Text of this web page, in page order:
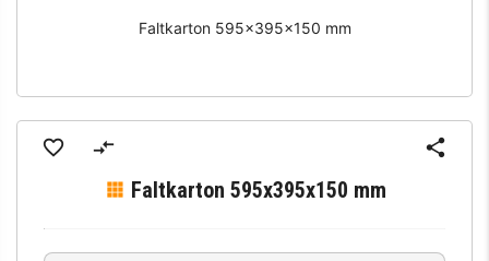
Faltkarton 595x395x150 mm
Faltkarton 595x395x150 mm